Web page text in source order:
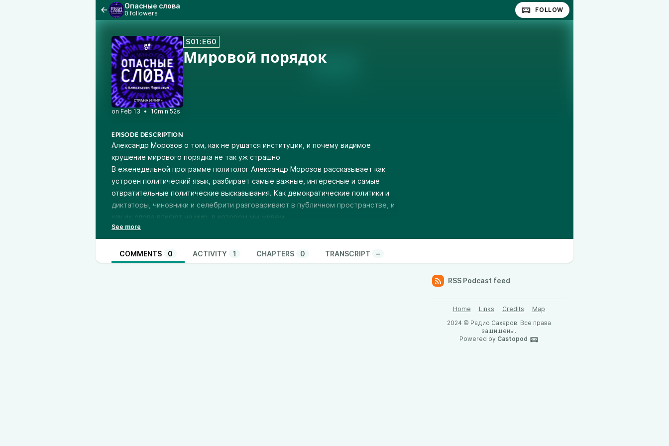
Опасные слова
0 followers FOLLOW
S01:E60
Мировой порядок
• 10min 52s
EPISODE DESCRIPTION
Александр Морозов о том, как не рушатся институции, и почему видимое
крушение мирового порядка не так уж страшно
В еженедельной программе политолог Александр Морозов рассказывает как
устроен политический язык, разбирает самые важные, интересные и самые
отвратительные политические высказывания. Как демократические политики и
диктаторы, чиновники и селебрити разговаривают в публичном пространстве, и
как их слова влияют на мир, в котором мы живем.
COMMENTS 0 ACTIVITY 1 CHAPTERS 0 TRANSCRIPT –
RSS Podcast feed
Home Links Credits
Map
2024 © Радио Сахаров. Все права
защищены.
Powered by Castopod